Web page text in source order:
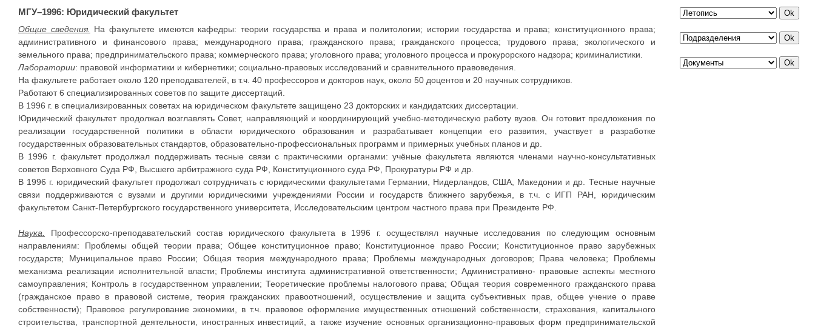
МГУ–1996: Юридический факультет
Общие сведения.
На факультете имеются кафедры: теории государства и права и политологии; истории государства и права; конституционного права;
административного и финансового права; международного права; гражданского права; гражданского процесса; трудового права; экологического и
земельного права; предпринимательского права; коммерческого права; уголовного права; уголовного процесса и прокурорского надзора; криминалистики.
Лаборатории: правовой информатики и кибернетики; социально-правовых исследований и сравнительного правоведения.
На факультете работает около 120 преподавателей, в т.ч. 40 профессоров и докторов наук, около 50 доцентов и 20 научных сотрудников.
Работают 6 специализированных советов по защите диссертаций.
В 1996 г. в специализированных советах на юридическом факультете защищено 23 докторских и кандидатских диссертации.
Юридический факультет продолжал возглавлять Совет, направляющий и координирующий учебно-методическую работу вузов. Он готовит предложения по
реализации государственной политики в области юридического образования и разрабатывает концепции его развития, участвует в разработке
государственных образовательных стандартов, образовательно-профессиональных программ и примерных учебных планов и др.
В 1996 г. факультет продолжал поддерживать тесные связи с практическими органами: учёные факультета являются членами научно-консультативных
советов Верховного Суда РФ, Высшего арбитражного суда РФ, Конституционного суда РФ, Прокуратуры РФ и др.
В 1996 г. юридический факультет продолжал сотрудничать с юридическими факультетами Германии, Нидерландов, США, Македонии и др. Тесные научные
связи поддерживаются с вузами и другими юридическими учреждениями России и государств ближнего зарубежья, в т.ч. с ИГП РАН, юридическим
факультетом Санкт-Петербургского государственного университета, Исследовательским центром частного права при Президенте РФ.
Наука.
Профессорско-преподавательский состав юридического факультета в 1996 г. осуществлял научные исследования по следующим основным
направлениям: Проблемы общей теории права; Общее конституционное право; Конституционное право России; Конституционное право зарубежных
государств; Муниципальное право России; Общая теория международного права; Проблемы международных договоров; Права человека; Проблемы
механизма реализации исполнительной власти; Проблемы института административной ответственности; Административно- правовые аспекты местного
самоуправления; Контроль в государственном управлении; Теоретические проблемы налогового права; Общая теория современного гражданского права
(гражданское право в правовой системе, теория гражданских правоотношений, осуществление и защита субъективных прав, общее учение о праве
собственности); Правовое регулирование экономики, в т.ч. правовое оформление имущественных отношений собственности, страхования, капитального
строительства, транспортной деятельности, иностранных инвестиций, а также изучение основных организационно-правовых форм предпринимательской